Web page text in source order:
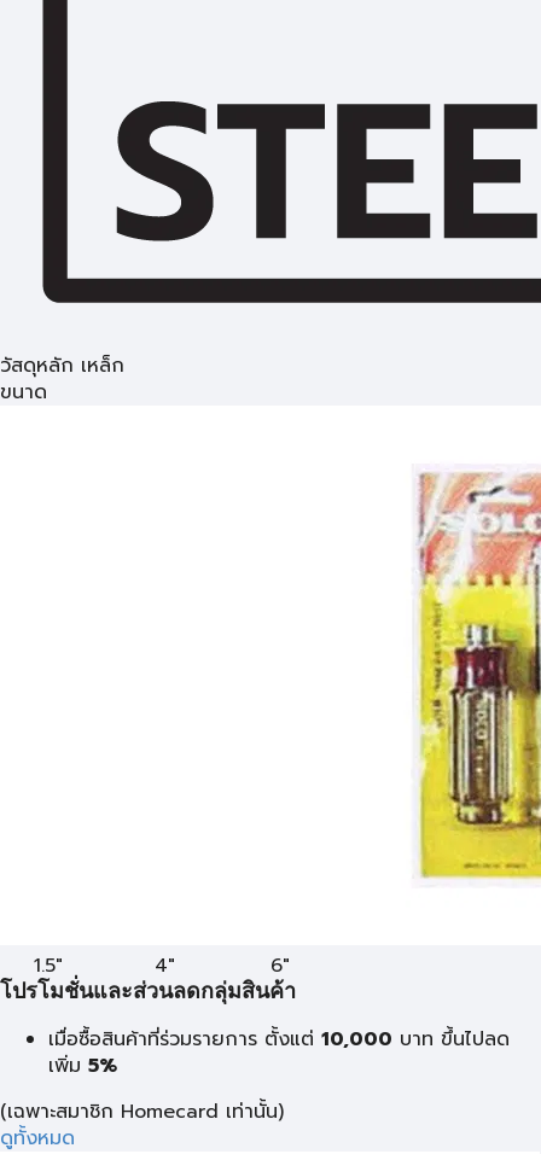
วัสดุหลัก เหล็ก
ขนาด
1.5" 4" 6"
โปรโมชั่นและส่วนลดกลุ่มสินค้า
เมื่อซื้อสินค้าที่ร่วมรายการ ตั้งแต่ 10,000 บาท ขึ้นไปลด
เพิ่ม 5%
(เฉพาะสมาชิก Homecard เท่านั้น)
ดูทั้งหมด